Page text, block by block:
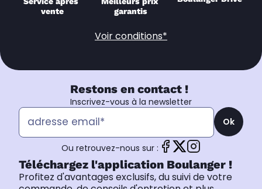
vente
garantis
Voir conditions*
Restons en contact !
Inscrivez-vous à la newsletter
Ok
Ou retrouvez-nous sur :
Téléchargez l'application Boulanger !
Profitez d'avantages exclusifs, du suivi de votre